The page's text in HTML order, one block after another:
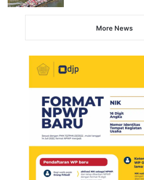
More News